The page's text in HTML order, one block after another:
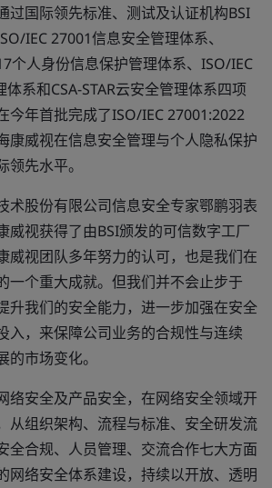
过国际领先标准、测试及认证机构BSI
IEC 27001信息安全管理体系、
个人身份信息保护管理体系、ISO/IEC
系和CSA-STAR云安全管理体系四项
今年首批完成了ISO/IEC 27001:2022
康威视在信息安全管理与个人隐私保护
先水平。
术股份有限公司信息安全专家鄂鹏羽表
威视获得了由BSI颁发的可信数字工厂
威视团队多年努力的认可，也是我们在
一个重大成就。但我们并不会止步于
升我们的安全能力，进一步加强在安全
入，来保障公司业务的合规性与连续
市场变化。
络安全及产品安全，在网络安全领域开
从组织架构、流程与标准、安全研发流
全合规、人员管理、交流合作七大方面
网络安全体系建设，持续以开放、透明